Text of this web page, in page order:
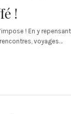
!
! En y
voyages…